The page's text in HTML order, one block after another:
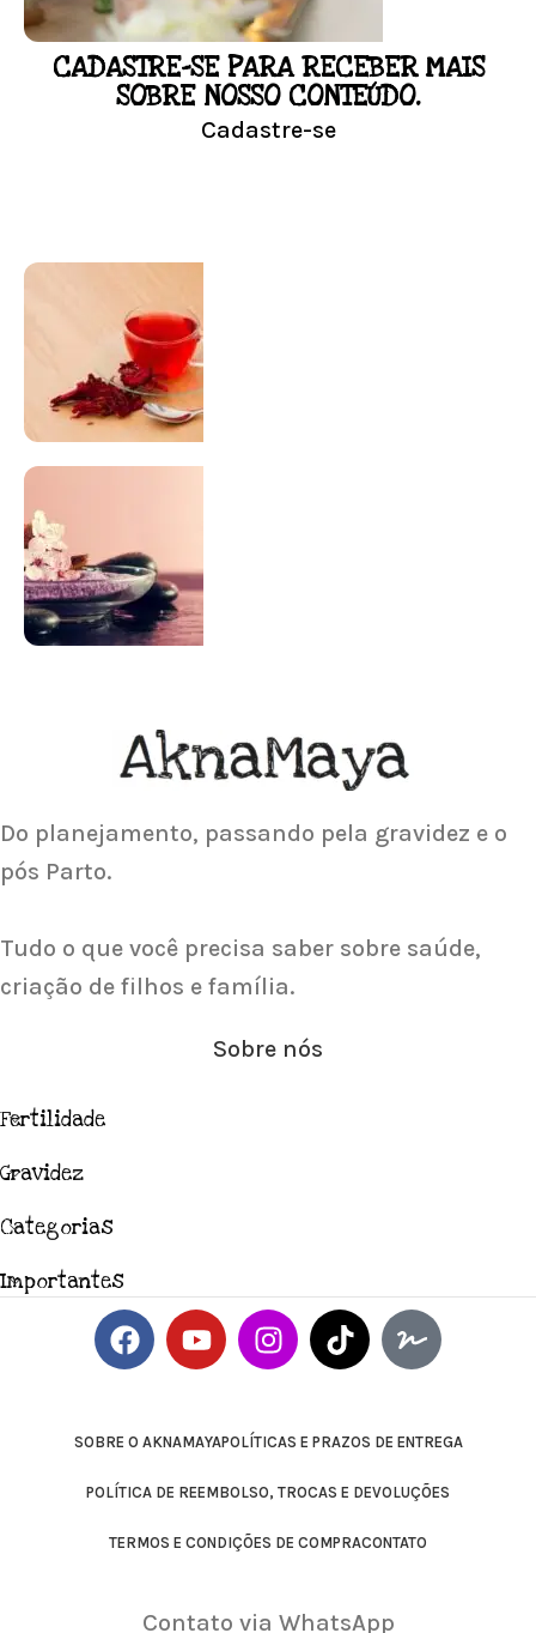
LOJA
CADASTRE-SE PARA RECEBER MAIS
SOBRE NOSSO CONTEÚDO.
Cadastre-se
Para antes e depois de engravidar
Saiba Mais
Acupuntura focada para Fertilidade e
Gravidez
Saiba Mais
Do planejamento, passando pela gravidez e o
pós Parto.
Tudo o que você precisa saber sobre saúde,
criação de filhos e família.
Sobre nós
Fertilidade
Gravidez
Categorias
Importantes
SOBRE O AKNAMAYAPOLÍTICAS E PRAZOS DE ENTREGA
POLÍTICA DE REEMBOLSO, TROCAS E DEVOLUÇÕES
TERMOS E CONDIÇÕES DE COMPRACONTATO
Contato via WhatsApp